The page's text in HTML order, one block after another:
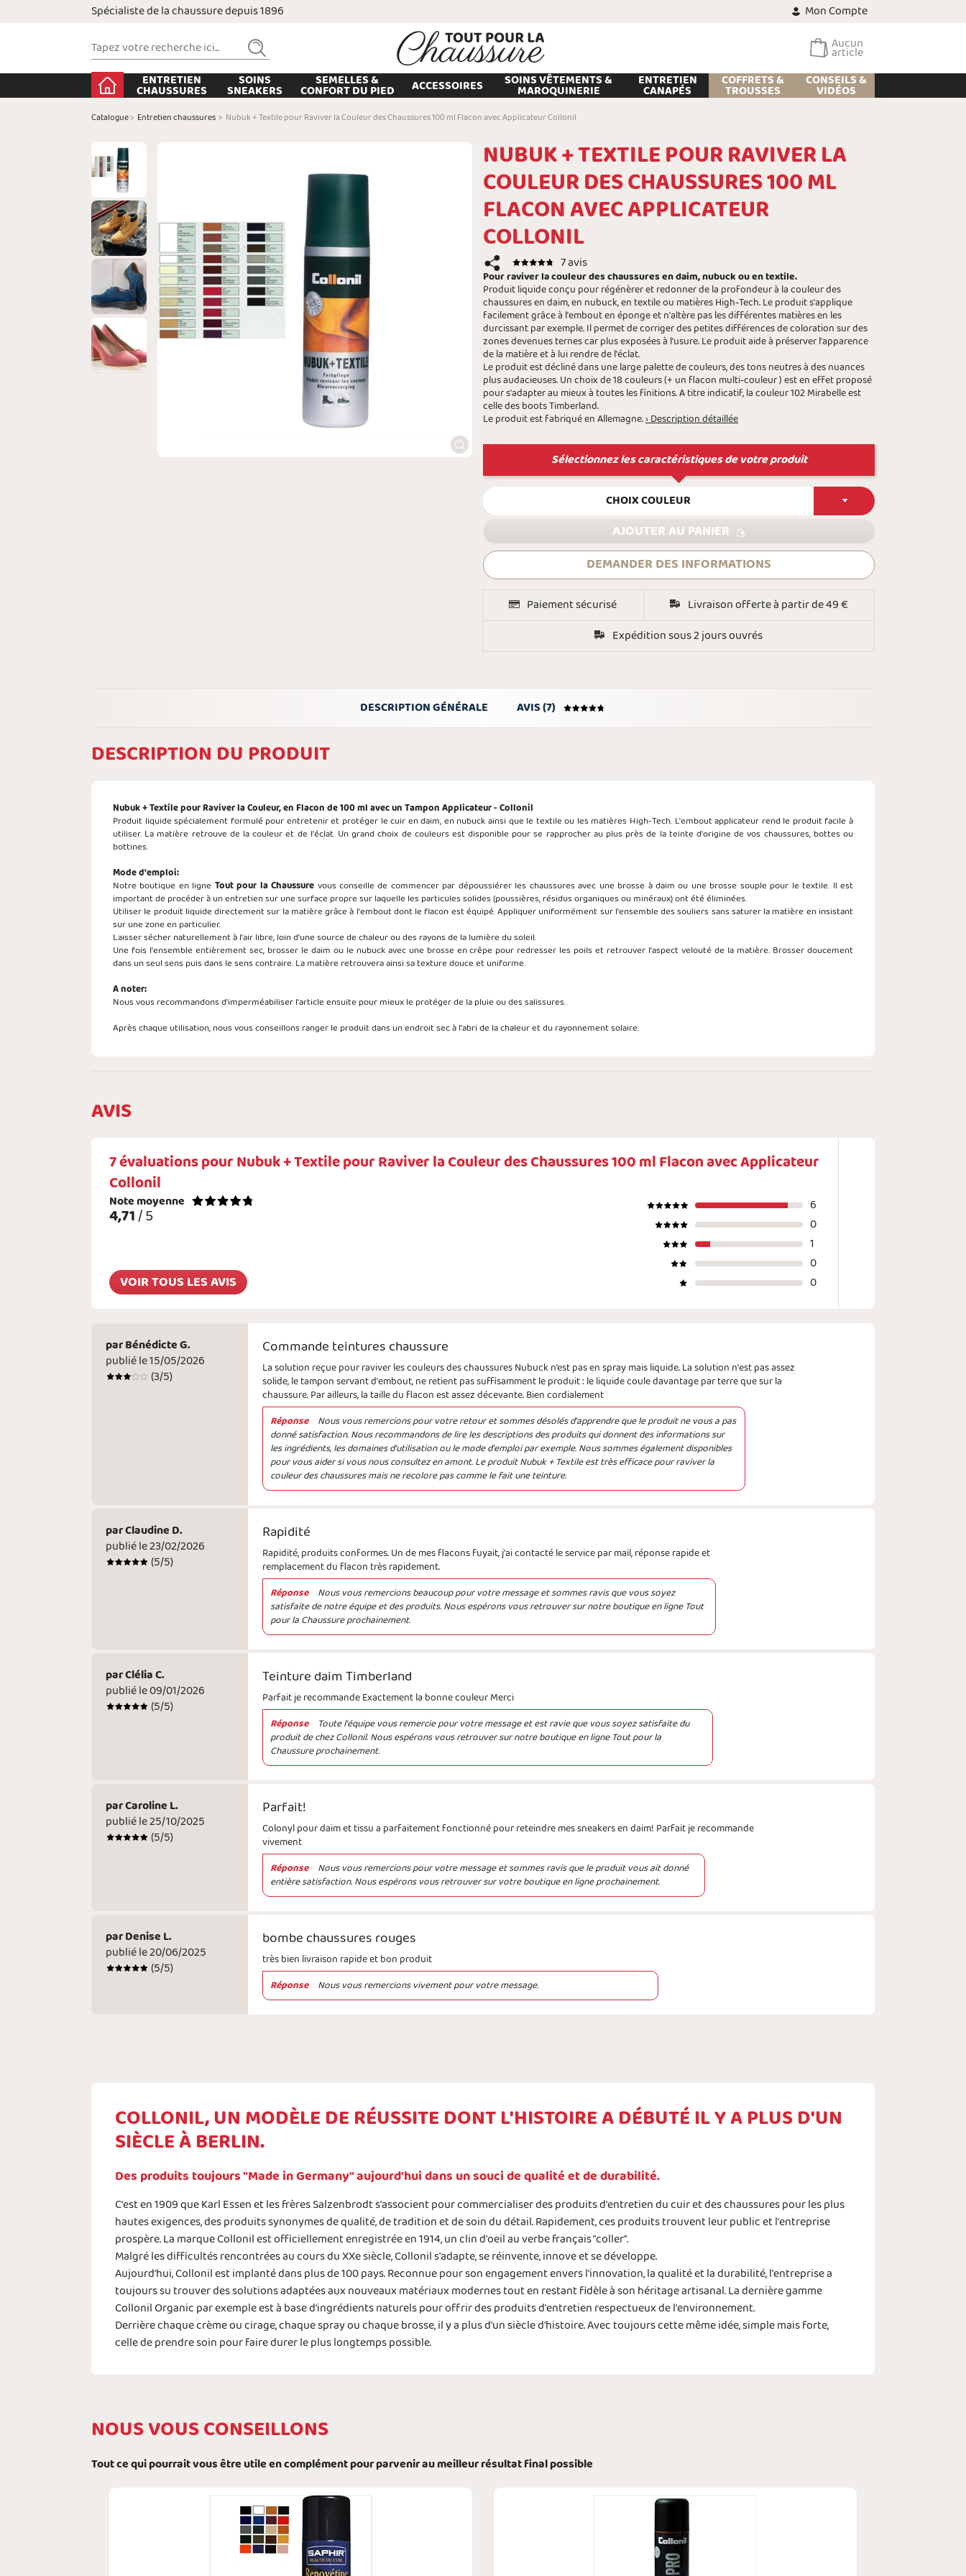
Spécialiste de la chaussure depuis 1896
Mon Compte
Aucun
article
ENTRETIEN
CHAUSSURES
SOINS
SNEAKERS
SEMELLES &
CONFORT DU PIED ACCESSOIRES SOINS VÊTEMENTS &
MAROQUINERIE
ENTRETIEN
CANAPÉS
COFFRETS &
TROUSSES
CONSEILS &
VIDÉOS
Catalogue> Entretien chaussures > Nubuk + Textile pour Raviver la Couleur des Chaussures 100 ml Flacon avec Applicateur Collonil
NUBUK + TEXTILE POUR RAVIVER LA
COULEUR DES CHAUSSURES 100 ML
FLACON AVEC APPLICATEUR
COLLONIL
7 avis
Pour raviver la couleur des chaussures en daim, nubuck ou en textile.
Produit liquide conçu pour régénèrer et redonner de la profondeur à la couleur des
chaussures en daim, en nubuck, en textile ou matières High-Tech. Le produit s'applique
facilement grâce à l'embout en éponge et n'altère pas les différentes matières en les
durcissant par exemple. Il permet de corriger des petites différences de coloration sur des
zones devenues ternes car plus exposées à l'usure. Le produit aide à préserver l'apparence
de la matière et à lui rendre de l'éclat.
Le produit est décliné dans une large palette de couleurs, des tons neutres à des nuances
plus audacieuses. Un choix de 18 couleurs (+ un flacon multi-couleur ) est en effet proposé
pour s'adapter au mieux à toutes les finitions. A titre indicatif, la couleur 102 Mirabelle est
celle des boots Timberland.
Le produit est fabriqué en Allemagne.› Description détaillée
Sélectionnez les caractéristiques de votre produit
CHOIX COULEUR
AJOUTER AU PANIER
DEMANDER DES INFORMATIONS
Paiement sécurisé
Livraison offerte à partir de 49 €
Expédition sous 2 jours ouvrés
DESCRIPTION GÉNÉRALE AVIS (7)
DESCRIPTION DU PRODUIT
Nubuk + Textile pour Raviver la Couleur, en Flacon de 100 ml avec un Tampon Applicateur - Collonil
Produit liquide spécialement formulé pour entretenir et protéger le cuir en daim, en nubuck ainsi que le textile ou les matières High-Tech. L'embout applicateur rend le produit facile à
utiliser. La matière retrouve de la couleur et de l'éclat. Un grand choix de couleurs est disponible pour se rapprocher au plus près de la teinte d'origine de vos chaussures, bottes ou
bottines.
Mode d'emploi:
Notre boutique en ligne Tout pour la Chaussure vous conseille de commencer par dépoussiérer les chaussures avec une brosse à daim ou une brosse souple pour le textile. Il est
important de procéder à un entretien sur une surface propre sur laquelle les particules solides (poussières, résidus organiques ou minéraux) ont été éliminées.
Utiliser le produit liquide directement sur la matière grâce à l'embout dont le flacon est équipé. Appliquer uniformément sur l'ensemble des souliers sans saturer la matière en insistant
sur une zone en particulier.
Laisser sécher naturellement à l'air libre, loin d'une source de chaleur ou des rayons de la lumière du soleil.
Une fois l'ensemble entièrement sec, brosser le daim ou le nubuck avec une brosse en crêpe pour redresser les poils et retrouver l'aspect velouté de la matière. Brosser doucement
dans un seul sens puis dans le sens contraire. La matière retrouvera ainsi sa texture douce et uniforme.
A noter:
Nous vous recommandons d'imperméabiliser l'article ensuite pour mieux le protéger de la pluie ou des salissures.
Après chaque utilisation, nous vous conseillons ranger le produit dans un endroit sec à l'abri de la chaleur et du rayonnement solaire.
AVIS
7évaluations pourNubuk + Textile pour Raviver la Couleur des Chaussures 100 ml Flacon avec Applicateur
Collonil
Note moyenne
4,71/ 5
VOIR TOUS LES AVIS
6
0
1
0
0
parBénédicte G.
publié le 15/05/2026
(3/5)
Commande teintures chaussure
La solution reçue pour raviver les couleurs des chaussures Nubuck n’est pas en spray mais liquide. La solution n'est pas assez
solide, le tampon servant d'embout, ne retient pas suffisamment le produit : le liquide coule davantage par terre que sur la
chaussure. Par ailleurs, la taille du flacon est assez décevante. Bien cordialement
Réponse Nous vous remercions pour votre retour et sommes désolés d'apprendre que le produit ne vous a pas
donné satisfaction. Nous recommandons de lire les descriptions des produits qui donnent des informations sur
les ingrédients, les domaines d'utilisation ou le mode d'emploi par exemple. Nous sommes également disponibles
pour vous aider si vous nous consultez en amont. Le produit Nubuk + Textile est très efficace pour raviver la
couleur des chaussures mais ne recolore pas comme le fait une teinture.
parClaudine D.
publié le 23/02/2026
(5/5)
Rapidité
Rapidité, produits conformes. Un de mes flacons fuyait, j'ai contacté le service par mail, réponse rapide et
remplacement du flacon très rapidement.
Réponse Nous vous remercions beaucoup pour votre message et sommes ravis que vous soyez
satisfaite de notre équipe et des produits. Nous espérons vous retrouver sur notre boutique en ligne Tout
pour la Chaussure prochainement.
parClélia C.
publié le 09/01/2026
(5/5)
Teinture daim Timberland
Parfait je recommande Exactement la bonne couleur Merci
Réponse
Toute l'équipe vous remercie pour votre message et est ravie que vous soyez satisfaite du
produit de chez Collonil. Nous espérons vous retrouver sur notre boutique en ligne Tout pour la
Chaussure prochainement.
parCaroline L.
publié le 25/10/2025
(5/5)
Parfait!
Colonyl pour daim et tissu a parfaitement fonctionné pour reteindre mes sneakers en daim! Parfait je recommande
vivement
Réponse Nous vous remercions pour votre message et sommes ravis que le produit vous ait donné
entière satisfaction. Nous espérons vous retrouver sur votre boutique en ligne prochainement.
parDenise L.
publié le 20/06/2025
(5/5)
bombe chaussures rouges
très bien livraison rapide et bon produit
Réponse Nous vous remercions vivement pour votre message.
COLLONIL, UN MODÈLE DE RÉUSSITE DONT L'HISTOIRE A DÉBUTÉ IL Y A PLUS D'UN
SIÈCLE À BERLIN.
Des produits toujours "Made in Germany" aujourd'hui dans un souci de qualité et de durabilité.
C'est en 1909 que Karl Essen et les frères Salzenbrodt s'associent pour commercialiser des produits d'entretien du cuir et des chaussures pour les plus
hautes exigences, des produits synonymes de qualité, de tradition et de soin du détail. Rapidement, ces produits trouvent leur public et l'entreprise
prospère. La marque Collonil est officiellement enregistrée en 1914, un clin d'oeil au verbe français "coller".
Malgré les difficultés rencontrées au cours du XXe siècle, Collonil s'adapte, se réinvente, innove et se développe.
Aujourd'hui, Collonil est implanté dans plus de 100 pays. Reconnue pour son engagement envers l'innovation, la qualité et la durabilité, l'entreprise a
toujours su trouver des solutions adaptées aux nouveaux matériaux modernes tout en restant fidèle à son héritage artisanal. La dernière gamme
Collonil Organic par exemple est à base d'ingrédients naturels pour offrir des produits d'entretien respectueux de l'environnement.
Derrière chaque crème ou cirage, chaque spray ou chaque brosse, il y a plus d'un siècle d'histoire. Avec toujours cette même idée, simple mais forte,
celle de prendre soin pour faire durer le plus longtemps possible.
NOUS VOUS CONSEILLONS
Tout ce qui pourrait vous être utile en complément pour parvenir au meilleur résultat final possible